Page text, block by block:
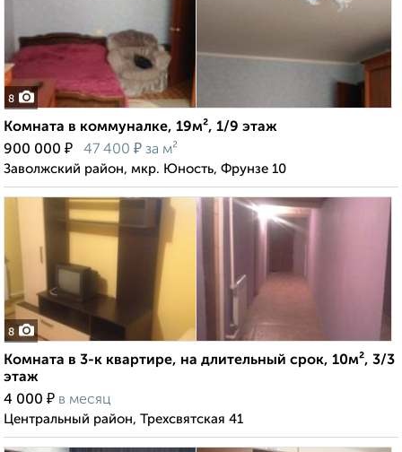
8
Комната в коммуналке, 19м², 1/9 этаж
900 000 ₽ 47 400 ₽ за м²
Заволжский район, мкр. Юность, Фрунзе 10
8
Комната в 3-к квартире, на длительный срок, 10м², 3/3
этаж
4 000 ₽ в месяц
Центральный район, Трехсвятская 41